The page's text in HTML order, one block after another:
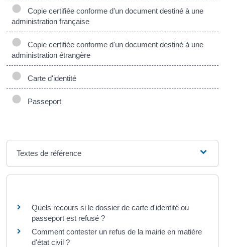
Copie certifiée conforme d'un document destiné à une
administration française
Copie certifiée conforme d'un document destiné à une
administration étrangère
Carte d'identité
Passeport
Textes de référence
Quels recours si le dossier de carte d'identité ou
passeport est refusé ?
Comment contester un refus de la mairie en matière
d'état civil ?